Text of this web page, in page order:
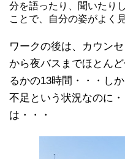
分を語ったり、聞いたり
ことで、自分の姿がよく
ワークの後は、カウン
から夜バスまでほとん
るかの13時間・・・し
不足という状況なのに
は・・・